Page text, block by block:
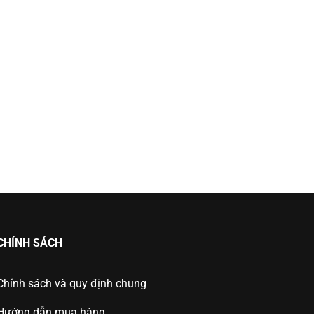
SÁCH
sách và quy định chung